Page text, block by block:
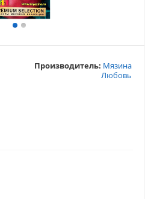
Производитель: Мязина
Любовь